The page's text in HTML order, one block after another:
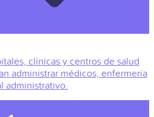
clínicas y centros de salud
administrar médicos, enfermería
administrativo.